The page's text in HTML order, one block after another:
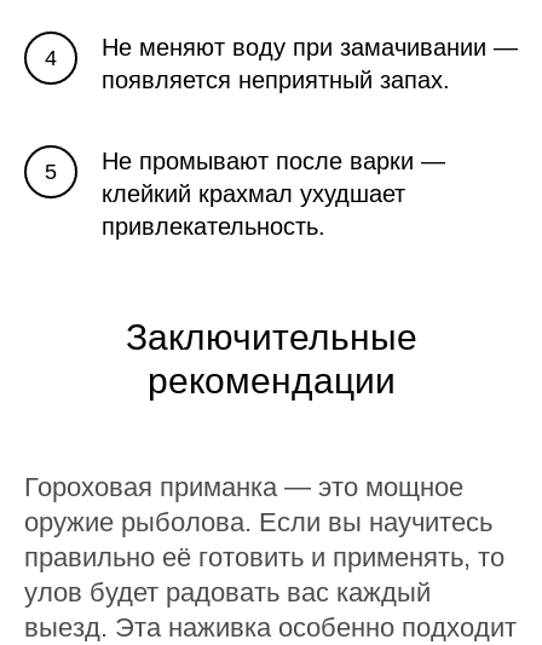
Не меняют воду при замачивании —
появляется неприятный запах.
Не промывают после варки —
клейкий крахмал ухудшает
привлекательность.
Заключительные
рекомендации
Гороховая приманка — это мощное
оружие рыболова. Если вы научитесь
правильно её готовить и применять, то
улов будет радовать вас каждый
выезд. Эта наживка особенно подходит